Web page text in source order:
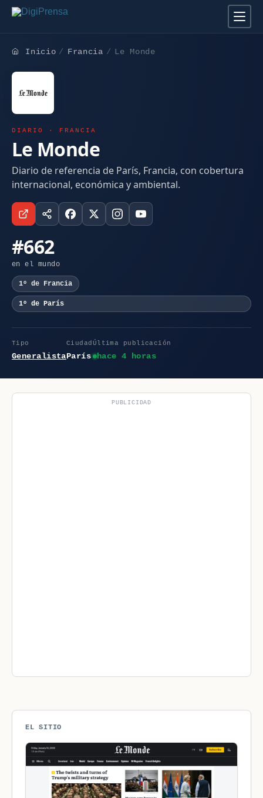
Inicio Francia Le Monde
DIARIO · FRANCIA
Le Monde
Diario de referencia de París, Francia, con cobertura
internacional, económica y ambiental.
#662
en el mundo
1º de Francia
1º de París
Tipo
Generalista
Ciudad
París
Última publicación
hace 4 horas
PUBLICIDAD
EL SITIO